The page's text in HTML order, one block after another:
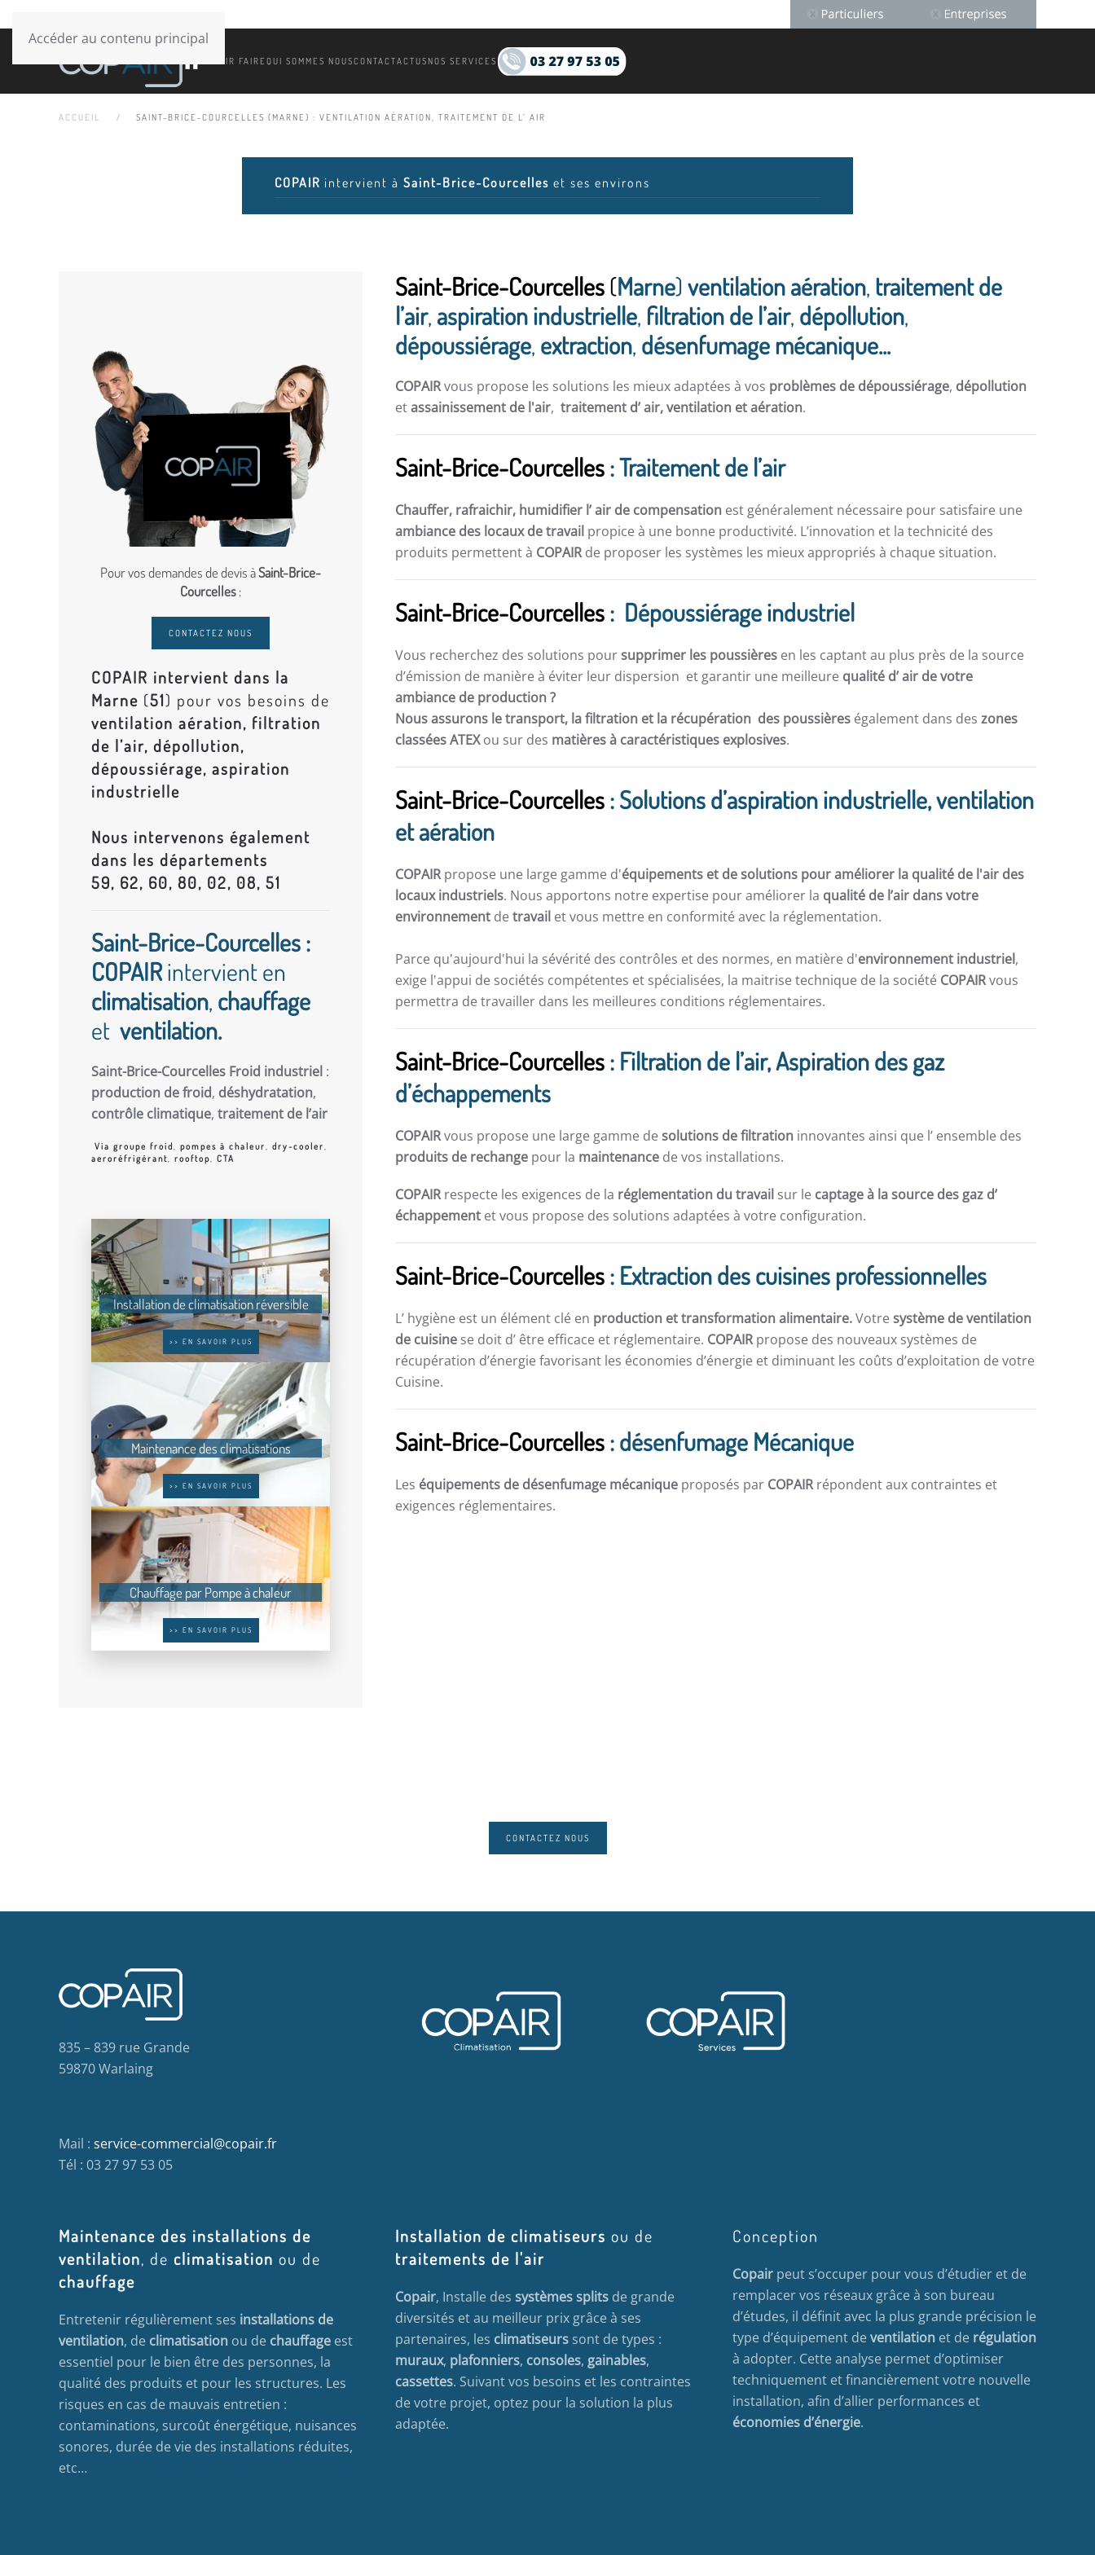
Accéder au contenu principal
SAVOIR FAIREQUI SOMMES NOUSCONTACTACTUS NOS SERVICES
ACCUEIL SAINT-BRICE-COURCELLES (MARNE) : VENTILATION AÉRATION, TRAITEMENT DE L’ AIR
COPAIR intervient à Saint-Brice-Courcelles et ses environs
Pour vos demandes de devis àSaint-Brice-
Courcelles:
CONTACTEZ NOUS
COPAIR intervient dans la
Marne (51) pour vos besoins de
ventilation aération, filtration
de l’air, dépollution,
dépoussiérage, aspiration
industrielle
Nous intervenons également
dans les départements
59, 62, 60, 80, 02, 08, 51
Saint-Brice-Courcelles :
COPAIRintervient en
climatisation, chauffage
et ventilation.
Saint-Brice-Courcelles Froid industriel :
production de froid, déshydratation,
contrôle climatique, traitement de l’air
Via groupe froid pompes à chaleur dry-cooler
aeroréfrigérant
rooftop CTA
Installation de climatisation réversible
>> EN SAVOIR PLUS
Maintenance des climatisations
>> EN SAVOIR PLUS
Chauffage par Pompe à chaleur
>> EN SAVOIR PLUS
Saint-Brice-Courcelles(Marne)ventilation aération, traitement de
l’air, aspiration industrielle, filtration de l’air, dépollution,
dépoussiérage, extraction, désenfumage mécanique...
COPAIRvous propose les solutions les mieux adaptées à vos problèmes de dépoussiérage, dépollution
etassainissement de l'air,traitement d’ air,ventilation et aération.
Saint-Brice-Courcelles: Traitement de l’air
Chauffer, rafraichir, humidifier l’ air de compensation est généralement nécessaire pour satisfaire une
ambiance des locaux de travail propice à une bonne productivité. L’innovation et la technicité des
produits permettent à COPAIRde proposer les systèmes les mieux appropriés à chaque situation.
Saint-Brice-Courcelles: Dépoussiérage industriel
Vous recherchez des solutions poursupprimer les poussières en les captant au plus près de la source
d’émission de manière à éviter leur dispersion et garantir une meilleure qualité d’ air de votre
ambiance de production ?
Nous assurons le transport, la filtration et la récupération des poussières également dans deszones
classées ATEXou sur des matières à caractéristiques explosives.
Saint-Brice-Courcelles: Solutions d’aspiration industrielle, ventilation
et aération
COPAIRpropose une large gamme d'équipements et de solutions pour améliorer la qualité de l'air des
locaux industriels. Nous apportons notre expertise pour améliorer la qualité de l’air dans votre
environnement detravail et vous mettre en conformité avec la réglementation.
Parce qu'aujourd'hui la sévérité des contrôles et des normes, en matière d'environnement industriel,
exige l'appui de sociétés compétentes et spécialisées, la maitrise technique de la société COPAIRvous
permettra de travailler dans les meilleures conditions réglementaires.
Saint-Brice-Courcelles: Filtration de l’air, Aspiration des gaz
d’échappements
COPAIRvous propose une large gamme desolutions de filtration innovantes ainsi que l’ ensemble des
produits de rechange pour la maintenance de vos installations.
COPAIRrespecte les exigences de la réglementation du travail sur le captage à la source des gaz d’
échappement et vous propose des solutions adaptées à votre configuration.
Saint-Brice-Courcelles: Extraction des cuisines professionnelles
L’ hygiène est un élément clé en production et transformation alimentaire.Votresystème de ventilation
de cuisine se doit d’ être efficace et réglementaire. COPAIRpropose des nouveaux systèmes de
récupération d’énergie favorisant les économies d’énergie et diminuant les coûts d’exploitation de votre
Cuisine.
Saint-Brice-Courcelles: désenfumage Mécanique
Les équipements de désenfumage mécanique proposés par COPAIRrépondent aux contraintes et
exigences réglementaires.
CONTACTEZ NOUS
835 – 839 rue Grande
59870 Warlaing
Mail : service-commercial@copair.fr
Tél : 03 27 97 53 05
Maintenance des installations de
ventilation, de climatisation ou de
chauffage
Entretenir régulièrement ses installations de
ventilation, de climatisation ou de chauffage est
essentiel pour le bien être des personnes, la
qualité des produits et pour les structures. Les
risques en cas de mauvais entretien :
contaminations, surcoût énergétique, nuisances
sonores, durée de vie des installations réduites,
etc…
Installation de climatiseurs ou de
traitements de l'air
Copair, Installe des systèmes splits de grande
diversités et au meilleur prix grâce à ses
partenaires, les climatiseurs sont de types :
muraux, plafonniers, consoles, gainables,
cassettes. Suivant vos besoins et les contraintes
de votre projet, optez pour la solution la plus
adaptée.
Conception
Copairpeut s’occuper pour vous d’étudier et de
remplacer vos réseaux grâce à son bureau
d’études, il définit avec la plus grande précision le
type d’équipement deventilationet de régulation
à adopter. Cette analyse permet d’optimiser
techniquement et financièrement votre nouvelle
installation, afin d’allier performances et
économies d’énergie.